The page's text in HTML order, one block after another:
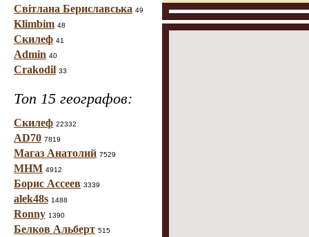
Світлана Бериславська 49
Klimbim 48
Скилеф 41
Admin 40
Crakodil 33
Топ 15 географов:
Скилеф 22332
AD70 7819
Магаз Анатолий 7529
МНМ 4912
Борис Ассеев 3339
alek48s 1488
Ronny 1390
Белков Альберт 515